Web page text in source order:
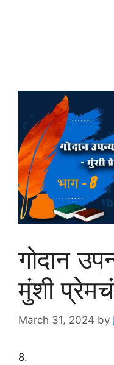
गोदान
मुंशी
March 31, 2024 by
8.